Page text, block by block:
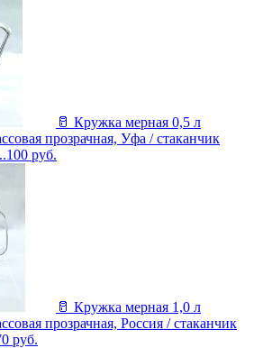
🥛 Кружка мерная 0,5 л
прозрачная, Уфа / стаканчик
100 руб.
🥛 Кружка мерная 1,0 л
прозрачная, Россия / стаканчик
руб.